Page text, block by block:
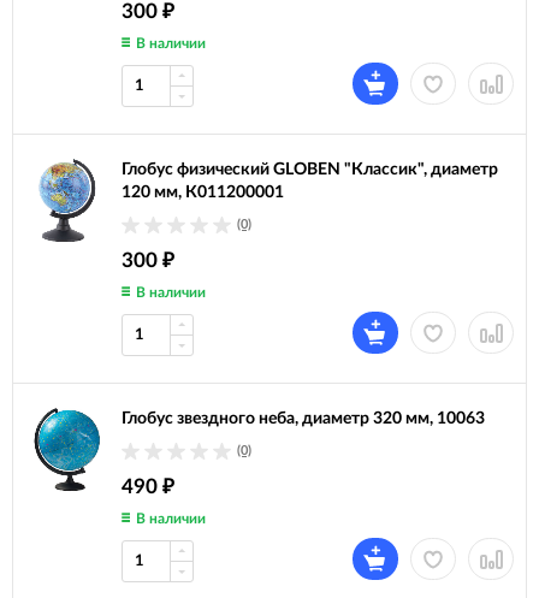
300 ₽
В наличии
Глобус физический GLOBEN "Классик", диаметр
120 мм, К011200001
(0)
300 ₽
В наличии
Глобус звездного неба, диаметр 320 мм, 10063
(0)
490 ₽
В наличии